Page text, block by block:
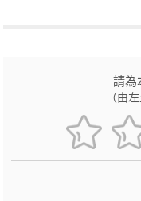
請為
（由